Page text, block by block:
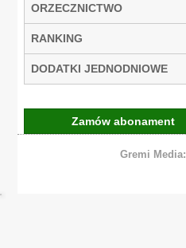
ORZECZNICTWO
RANKING
DODATKI JEDNODNIOWE
Zamów abonament
Gremi Media: